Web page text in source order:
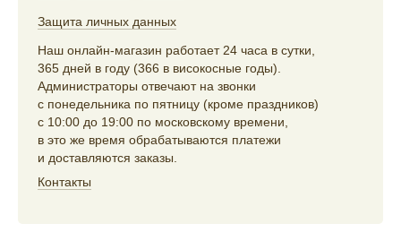
Защита личных данных
Наш онлайн-магазин работает 24 часа в сутки,
365 дней в году (366 в високосные годы).
Администраторы отвечают на звонки
с понедельника по пятницу (кроме праздников)
с 10:00 до 19:00 по московскому времени,
в это же время обрабатываются платежи
и доставляются заказы.
Контакты